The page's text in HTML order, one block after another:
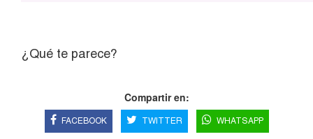
¿Qué te parece?
Compartir en:
FACEBOOK TWITTER WHATSAPP